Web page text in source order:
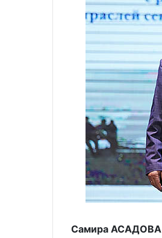
Самира АСАДОВА